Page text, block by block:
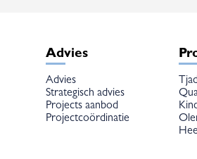
Advies
Advies
Strategisch advies
Projects aanbod
Projectcoördinatie